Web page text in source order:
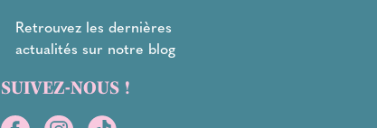
Retrouvez les dernières
actualités sur notre blog
SUIVEZ-NOUS !